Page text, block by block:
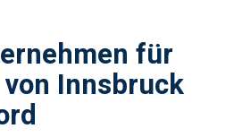
für
Innsbruck